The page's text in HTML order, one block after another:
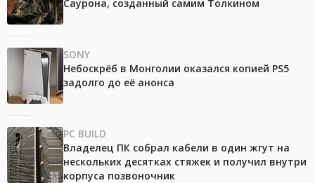
Саурона, созданный самим Толкином
SONY
Небоскрёб в Монголии оказался копией PS5
задолго до её анонса
PC BUILD
Владелец ПК собрал кабели в один жгут на
нескольких десятках стяжек и получил внутри
корпуса позвоночник